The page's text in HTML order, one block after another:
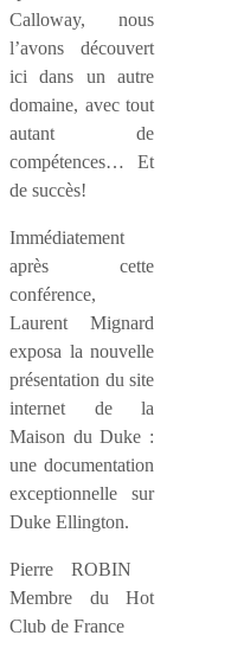
Calloway, nous
l’avons découvert
ici dans un autre
domaine, avec tout
autant de
compétences… Et
de succès!
Immédiatement
après cette
conférence,
Laurent Mignard
exposa la nouvelle
présentation du site
internet de la
Maison du Duke :
une documentation
exceptionnelle sur
Duke Ellington.
Pierre ROBIN
Membre du Hot
Club de France